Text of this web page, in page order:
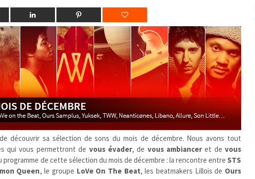
découvrir sa sélection de sons du mois de décembre. Nous avons tout
qui vous permettront de vous évader, de vous ambianceret devous
programme de cette sélection du mois de décembre : la rencontre entre STS
Queen, le groupe LoVe On The Beat, les beatmakers Lillois de Ours